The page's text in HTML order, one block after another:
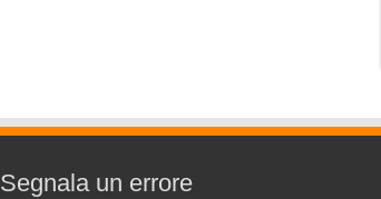
Segnala un errore